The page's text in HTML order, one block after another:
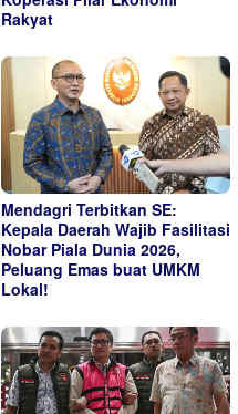
Rakyat
Mendagri Terbitkan SE:
Kepala Daerah Wajib Fasilitasi
Nobar Piala Dunia 2026,
Peluang Emas buat UMKM
Lokal!